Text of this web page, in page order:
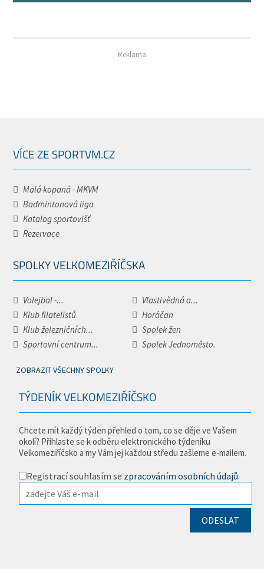
Reklama
VÍCE ZE SPORTVM.CZ
Malá kopaná - MKVM
Badmintonová liga
Katalog sportovišť
Rezervace
SPOLKY VELKOMEZIŘÍČSKA
Volejbal -...
Vlastivědná a...
Klub filatelistů
Horáčan
Klub železničních...
Spolek žen
Sportovní centrum...
Spolek Jednoměsto.
ZOBRAZIT VŠECHNY SPOLKY
TÝDENÍK VELKOMEZIŘÍČSKO
Chcete mít každý týden přehled o tom, co se děje ve Vašem
okolí? Přihlaste se k odběru elektronického týdeníku
Velkomeziříčsko a my Vám jej každou středu zašleme e-mailem.
Registrací souhlasím se zpracováním osobních údajů.